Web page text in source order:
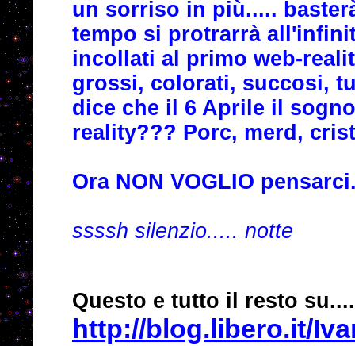
un sorriso in più.....
tempo si protrarrà
incollati al primo web-
grossi, colorati, succosi,
dice che il 6 Aprile il
reality??? Porc, merd,
Ora NON VOGLIO
ssssh silenzio..... notte
Questo e tutto il resto
http://blog.libero.it/